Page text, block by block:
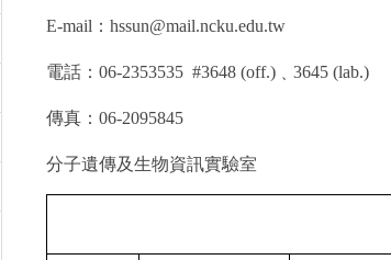
E-mail ： hssun@mail.ncku.edu.tw
電話： 06-2353535 #3648 (off.)﹑ 3645 (lab.)
傳真： 06-2095845
分子遺傳及生物資訊實驗室